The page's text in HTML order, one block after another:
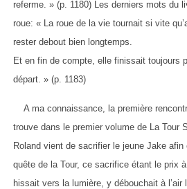
referme. » (p. 1180) Les derniers mots du
roue: « La roue de la vie tournait si vite
rester debout bien longtemps.
Et en fin de compte, elle finissait toujours
départ. » (p. 1183)
A ma connaissance, la première
trouve dans le premier volume de La Tour
Roland vient de sacrifier le jeune Jake
quête de la Tour, ce sacrifice étant le prix
hissait vers la lumière, y débouchait à l’air